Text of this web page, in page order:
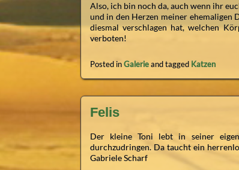
Also, ich bin noch da, auch wenn ihr
und in den Herzen meiner ehemaligen
diesmal verschlagen hat, welchen
verboten!
Posted inGalerieand tagged Katzen
Felis
Der kleine Toni lebt in seiner
durchzudringen. Da taucht ein
Gabriele Scharf